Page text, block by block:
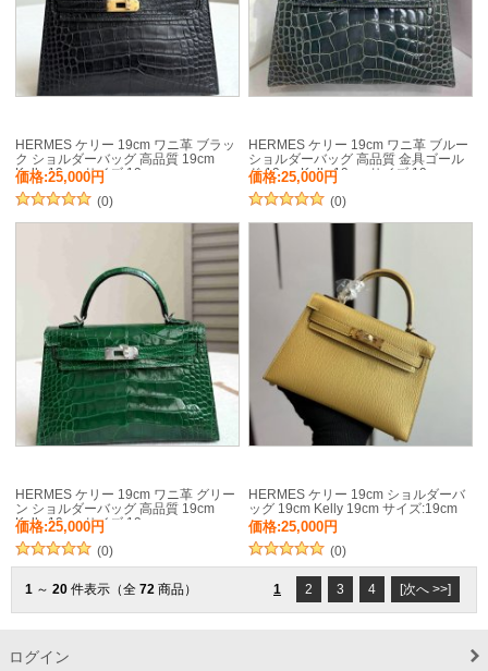
HERMES ケリー 19cm ワニ革 ブラッ
ク ショルダーバッグ 高品質 19cm
Kelly 19cm サイズ:19cm
価格:25,000円
(0)
HERMES ケリー 19cm ワニ革 ブルー
ショルダーバッグ 高品質 金具ゴール
ド 19cm Kelly 19cm サイズ:19cm
価格:25,000円
(0)
HERMES ケリー 19cm ワニ革 グリー
ン ショルダーバッグ 高品質 19cm
Kelly 19cm サイズ:19cm
価格:25,000円
(0)
HERMES ケリー 19cm ショルダーバ
ッグ 19cm Kelly 19cm サイズ:19cm
価格:25,000円
(0)
1 ～ 20 件表示（全 72 商品） 1 2 3 4 [次へ >>]
ログイン